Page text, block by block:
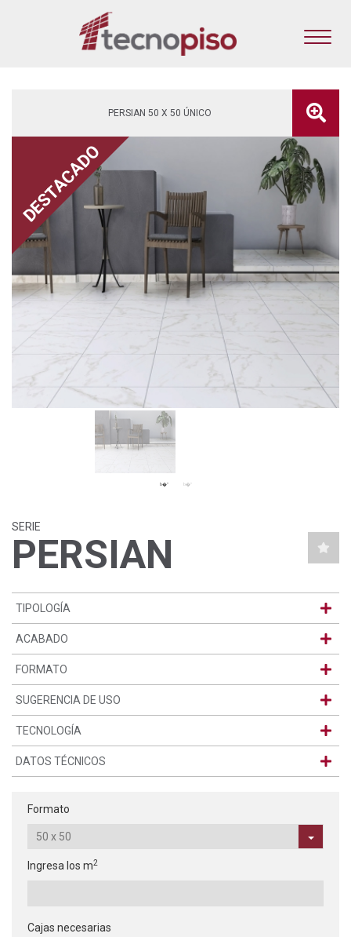
PERSIAN 50 X 50 ÚNICO
DESTACADO
SERIE
PERSIAN
TIPOLOGÍA
ACABADO
FORMATO
SUGERENCIA DE USO
TECNOLOGÍA
DATOS TÉCNICOS
Formato
Ingresa los m2
Cajas necesarias